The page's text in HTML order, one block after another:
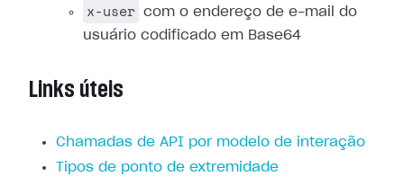
x-user com o endereço de e-mail do
usuário codificado em Base64
Links úteis
Chamadas de API por modelo de interação
Tipos de ponto de extremidade